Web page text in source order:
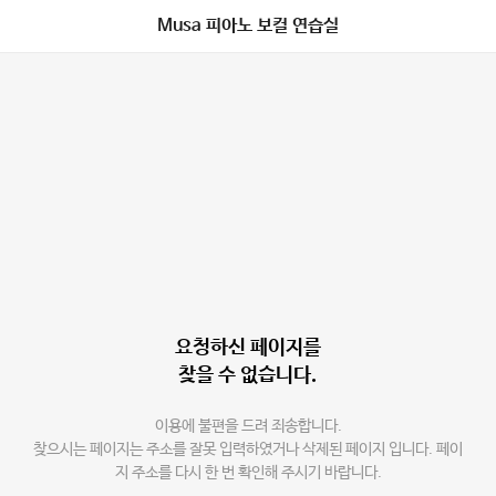
Musa 피아노 보컬 연습실
요청하신 페이지를
찾을 수 없습니다.
이용에 불편을 드려 죄송합니다.
찾으시는 페이지는 주소를 잘못 입력하였거나 삭제된 페이지 입니다. 페이
지 주소를 다시 한 번 확인해 주시기 바랍니다.